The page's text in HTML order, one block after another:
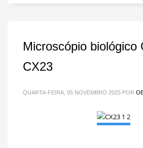
Microscópio biológico
CX23
QUARTA-FEIRA, 05 NOVEMBRO 2025 POR